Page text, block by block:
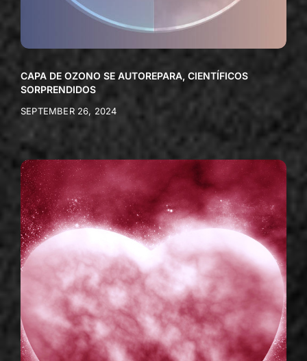
CAPA DE OZONO SE AUTOREPARA, CIENTÍFICOS
SORPRENDIDOS
SEPTEMBER 26, 2024